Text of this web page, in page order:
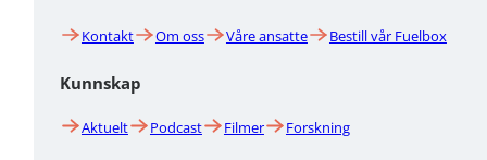
Kontakt Om oss Våre ansatte Bestill vår Fuelbox
Kunnskap
Aktuelt Podcast Filmer Forskning